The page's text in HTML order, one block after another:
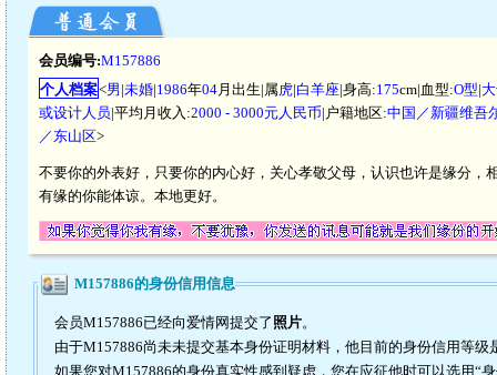
会员编号:M157886
个人档案<男|未婚|1986年04月出生|属虎|白羊座|身高:175cm|血型:O型|
或设计人员|平均月收入:2000 - 3000元人民币|户籍地区:中国／新疆维吾
／东山区>
不要你的外表好，只要你的内心好，关心孝敬父母，认识也许是缘分
有缘的你能体谅。本地更好。
M157886的身份信用信息
会员M157886已经向爱情网提交了 照片。
由于M157886尚未未提交基本身份证明材料，他目前的身份信用等级
如果您对M157886的身份真实性感到疑虑，您在应征他时可以选用“